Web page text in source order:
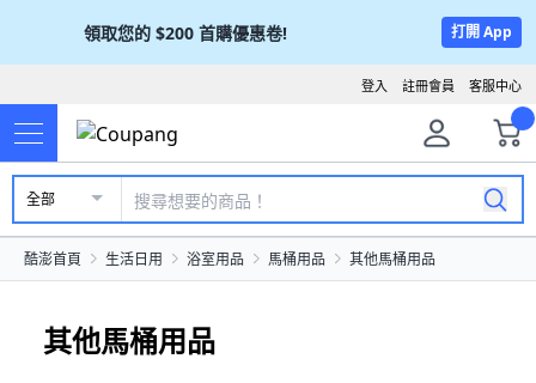
領取您的 $200 首購優惠卷! 打開 App
客服中心
註冊會員
登入
全部
酷澎首頁 生活日用 浴室用品 馬桶用品 其他馬桶用品
其他馬桶用品